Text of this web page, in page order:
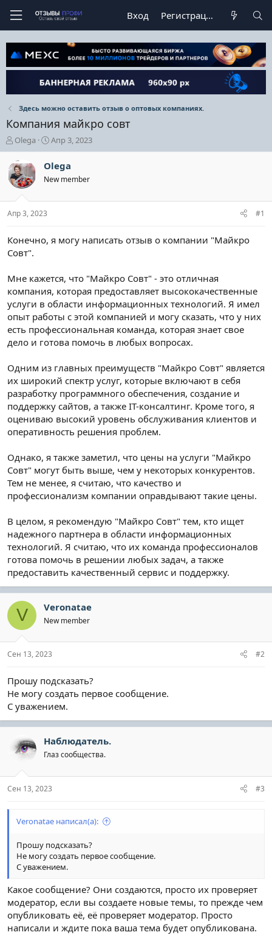
Вход Регистрация
Здесь можно оставить отзыв о оптовых компаниях.
Компания майкро совт
А
в
т
о
р
е
м
Olega
Д
а
т
а
н
ч
а
Апр 3, 2023
Olega
New member
Апр 3, 2023 #1
Конечно, я могу написать отзыв о компании "Майкро
Совт".
Мне кажется, что "Майкро Совт" - это отличная
компания, которая предоставляет высококачественные
услуги в области информационных технологий. Я имел
опыт работы с этой компанией и могу сказать, что у них
есть профессиональная команда, которая знает свое
дело и готова помочь в любых вопросах.
Одним из главных преимуществ "Майкро Совт" является
их широкий спектр услуг, которые включают в себя
разработку программного обеспечения, создание и
поддержку сайтов, а также IT-консалтинг. Кроме того, я
оцениваю высокий уровень обслуживания клиентов и
оперативность решения проблем.
Однако, я также заметил, что цены на услуги "Майкро
Совт" могут быть выше, чем у некоторых конкурентов.
Тем не менее, я считаю, что качество и
профессионализм компании оправдывают такие цены.
В целом, я рекомендую "Майкро Совт" тем, кто ищет
надежного партнера в области информационных
технологий. Я считаю, что их команда профессионалов
готова помочь в решении любых задач, а также
предоставить качественный сервис и поддержку.
V Veronatae
New member
Сен 13, 2023 #2
Прошу подсказать?
Не могу создать первое сообщение.
С уважением.
Наблюдатель.
Глаз сообщества.
Сен 13, 2023 #3
Veronatae написал(а):
Прошу подсказать?
Не могу создать первое сообщение.
С уважением.
Какое сообщение? Они создаются, просто их проверяет
модератор, если вы создаете новые темы, то прежде чем
опубликовать её, её проверяет модератор. Просто
написали и ждите пока ваша тема будет опубликована.